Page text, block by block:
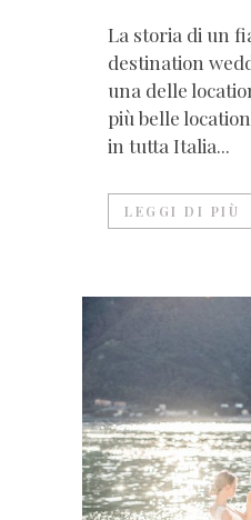
La storia di un
destination
una delle
più belle
in tutta Italia...
LEGGI DI PIÙ